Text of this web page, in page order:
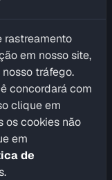
8ª Região
9ª Região
10ª Região
rastreamento
em nosso site,
tráfego.
concordará com
clique em
os cookies não
em
de